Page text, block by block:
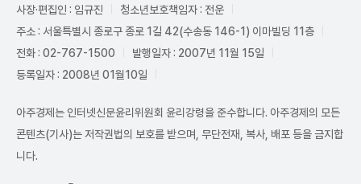
사장·편집인 : 임규진
청소년보호책임자 : 전운
주소 : 서울특별시 종로구 종로 1길 42(수송동 146-1) 이마빌딩 11층
전화 : 02-767-1500
발행일자 : 2007년 11월 15일
등록일자 : 2008년 01월10일
아주경제는 인터넷신문윤리위원회 윤리강령을 준수합니다. 아주경제의 모든
콘텐츠(기사)는 저작권법의 보호를 받으며, 무단전재, 복사, 배포 등을 금지합
니다.